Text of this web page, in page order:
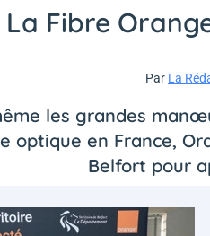
La Fibre
Par La
les grandes
optique en France,
Belfort pour